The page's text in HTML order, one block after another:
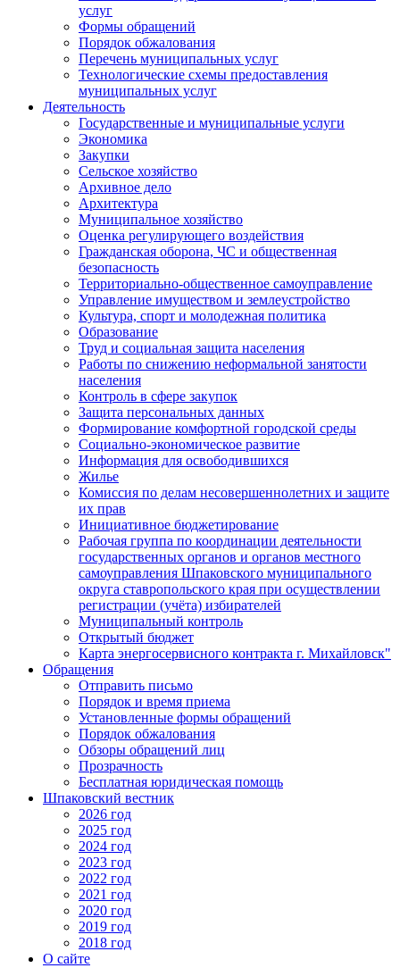
услуг
Формы обращений
Порядок обжалования
Перечень муниципальных услуг
Технологические схемы предоставления
муниципальных услуг
Деятельность
Государственные и муниципальные услуги
Экономика
Закупки
Сельское хозяйство
Архивное дело
Архитектура
Муниципальное хозяйство
Оценка регулирующего воздействия
Гражданская оборона, ЧС и общественная
безопасность
Территориально-общественное самоуправление
Управление имуществом и землеустройство
Культура, спорт и молодежная политика
Образование
Труд и социальная защита населения
Работы по снижению неформальной занятости
населения
Контроль в сфере закупок
Защита персональных данных
Формирование комфортной городской среды
Социально-экономическое развитие
Информация для освободившихся
Жилье
Комиссия по делам несовершеннолетних и защите
их прав
Инициативное бюджетирование
Рабочая группа по координации деятельности
государственных органов и органов местного
самоуправления Шпаковского муниципального
округа ставропольского края при осуществлении
регистрации (учёта) избирателей
Муниципальный контроль
Открытый бюджет
Карта энергосервисного контракта г. Михайловск"
Обращения
Отправить письмо
Порядок и время приема
Установленные формы обращений
Порядок обжалования
Обзоры обращений лиц
Прозрачность
Бесплатная юридическая помощь
Шпаковский вестник
2026 год
2025 год
2024 год
2023 год
2022 год
2021 год
2020 год
2019 год
2018 год
О сайте